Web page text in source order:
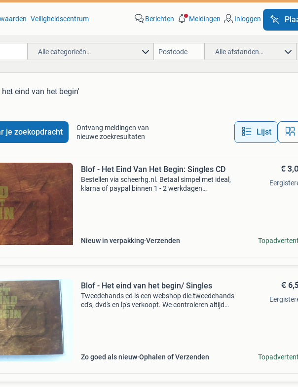
Veiligheidscentrum Berichten Meldingen Inloggen
Alle categorieën… Alle afstanden…
eind van het begin'
je zoekopdracht
Ontvang meldingen van
nieuwe zoekresultaten
Lijst
Blof - Het Eind Van Het Begin: Singles CD
Bestellen via scheerhg.nl. Betaal simpel met ideal,
klarna of paypal binnen 1 - 2 werkdagen
Nieuw in verpakking Verzenden
€
Blof - Het eind van het begin/ Singles
Tweedehands cd is een webshop die tweedehands
cd's, dvd's en lp's verkoopt. We controleren altijd
Zo goed als nieuw Ophalen of Verzenden
€